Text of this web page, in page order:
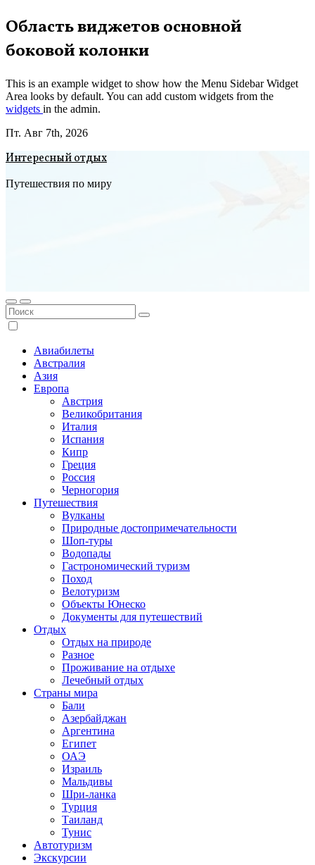
Перейти
к
содержимому
Область виджетов основной
боковой колонки
This is an example widget to show how the Menu Sidebar Widget
Area looks by default. You can add custom widgets from the
widgets in the admin.
Пт. Авг 7th, 2026
Интересный отдых
Путешествия по миру
Авиабилеты
Австралия
Азия
Европа
Австрия
Великобритания
Италия
Испания
Кипр
Греция
Россия
Черногория
Путешествия
Вулканы
Природные достопримечательности
Шоп-туры
Водопады
Гастрономический туризм
Поход
Велотуризм
Объекты Юнеско
Документы для путешествий
Отдых
Отдых на природе
Разное
Проживание на отдыхе
Лечебный отдых
Страны мира
Бали
Азербайджан
Аргентина
Египет
ОАЭ
Израиль
Мальдивы
Шри-ланка
Турция
Таиланд
Тунис
Автотуризм
Экскурсии